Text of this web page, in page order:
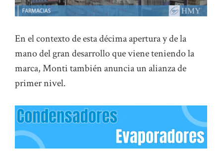
En el contexto de esta décima apertura y de la
mano del gran desarrollo que viene teniendo la
marca, Monti también anuncia un alianza de
primer nivel.